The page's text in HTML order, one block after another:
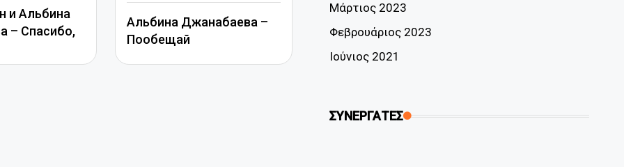
и Альбина
– Спасибо,
Альбина Джанабаева –
Пообещай
Μάρτιος 2023
Φεβρουάριος 2023
Ιούνιος 2021
ΣΥΝΕΡΓΑΤΕΣ